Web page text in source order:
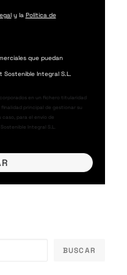
y la Política de
que puedan
Integral S.L.
en un fichero titularidad
principal de gestionar su
caso, para el envío de
Integral S.L.
BUSCAR